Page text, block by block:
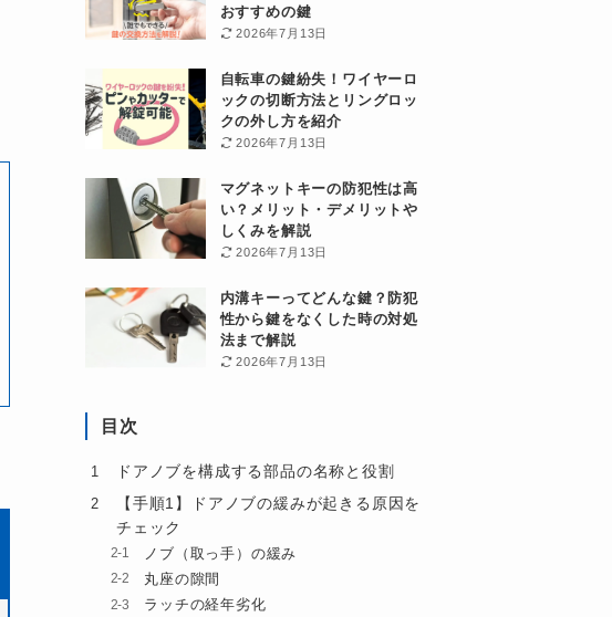
おすすめの鍵
2026年7月13日
自転車の鍵紛失！ワイヤーロ
ックの切断方法とリングロッ
クの外し方を紹介
2026年7月13日
マグネットキーの防犯性は高
い？メリット・デメリットや
しくみを解説
2026年7月13日
内溝キーってどんな鍵？防犯
性から鍵をなくした時の対処
法まで解説
2026年7月13日
目次
ドアノブを構成する部品の名称と役割
【手順1】ドアノブの緩みが起きる原因を
チェック
ノブ（取っ手）の緩み
丸座の隙間
ラッチの経年劣化